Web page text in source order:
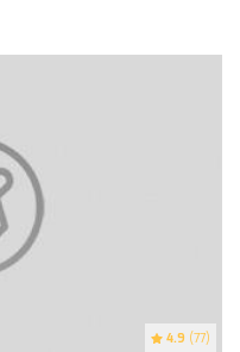
4.9 (77)